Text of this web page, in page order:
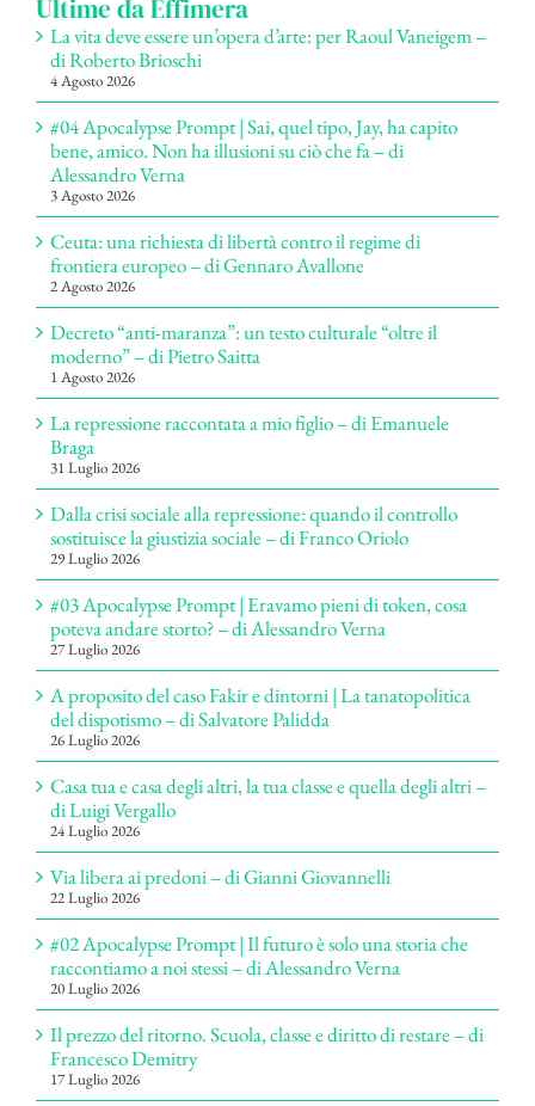
Ultime da Effimera
La vita deve essere un’opera d’arte: per Raoul Vaneigem –
di Roberto Brioschi
4 Agosto 2026
#04 Apocalypse Prompt | Sai, quel tipo, Jay, ha capito
bene, amico. Non ha illusioni su ciò che fa – di
Alessandro Verna
3 Agosto 2026
Ceuta: una richiesta di libertà contro il regime di
frontiera europeo – di Gennaro Avallone
2 Agosto 2026
Decreto “anti-maranza”: un testo culturale “oltre il
moderno” – di Pietro Saitta
1 Agosto 2026
La repressione raccontata a mio figlio – di Emanuele
Braga
31 Luglio 2026
Dalla crisi sociale alla repressione: quando il controllo
sostituisce la giustizia sociale – di Franco Oriolo
29 Luglio 2026
#03 Apocalypse Prompt | Eravamo pieni di token, cosa
poteva andare storto? – di Alessandro Verna
27 Luglio 2026
A proposito del caso Fakir e dintorni | La tanatopolitica
del dispotismo – di Salvatore Palidda
26 Luglio 2026
Casa tua e casa degli altri, la tua classe e quella degli altri –
di Luigi Vergallo
24 Luglio 2026
Via libera ai predoni – di Gianni Giovannelli
22 Luglio 2026
#02 Apocalypse Prompt | Il futuro è solo una storia che
raccontiamo a noi stessi – di Alessandro Verna
20 Luglio 2026
Il prezzo del ritorno. Scuola, classe e diritto di restare – di
Francesco Demitry
17 Luglio 2026